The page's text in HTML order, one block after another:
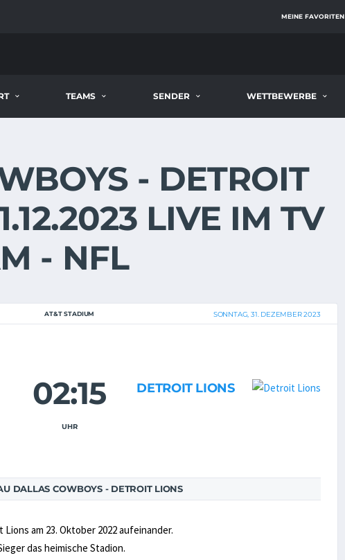
MEINE FAVORITEN
TEAMS SENDER WETTBEWERBE
- DETROIT
LIVE IM TV
- NFL
AT&T STADIUM SONNTAG, 31. DEZEMBER 2023
02:15
UHR
DETROIT LIONS
DALLAS COWBOYS - DETROIT LIONS
am 23. Oktober 2022 aufeinander.
das heimische Stadion.